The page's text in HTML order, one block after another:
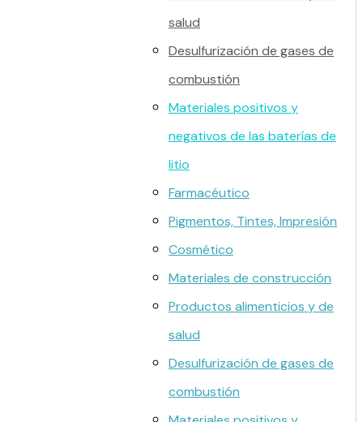
salud
Desulfurización de gases de
combustión
Materiales positivos y
negativos de las baterías de
litio
Farmacéutico
Pigmentos, Tintes, Impresión
Cosmético
Materiales de construcción
Productos alimenticios y de
salud
Desulfurización de gases de
combustión